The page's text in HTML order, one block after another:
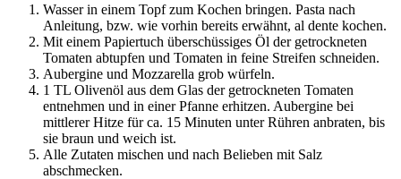
Wasser in einem Topf zum Kochen bringen. Pasta nach
Anleitung, bzw. wie vorhin bereits erwähnt, al dente kochen.
Mit einem Papiertuch überschüssiges Öl der getrockneten
Tomaten abtupfen und Tomaten in feine Streifen schneiden.
Aubergine und Mozzarella grob würfeln.
1 TL Olivenöl aus dem Glas der getrockneten Tomaten
entnehmen und in einer Pfanne erhitzen. Aubergine bei
mittlerer Hitze für ca. 15 Minuten unter Rühren anbraten, bis
sie braun und weich ist.
Alle Zutaten mischen und nach Belieben mit Salz
abschmecken.